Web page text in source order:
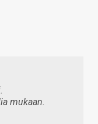
mukaan.